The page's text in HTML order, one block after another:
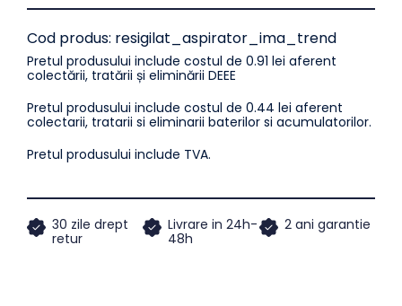
Cod produs: resigilat_aspirator_ima_trend
Pretul produsului include costul de 0.91 lei aferent
colectării, tratării și eliminării DEEE
Pretul produsului include costul de 0.44 lei aferent
colectarii, tratarii si eliminarii baterilor si acumulatorilor.
Pretul produsului include TVA.
30 zile drept
retur
Livrare in 24h-
48h
2 ani garantie